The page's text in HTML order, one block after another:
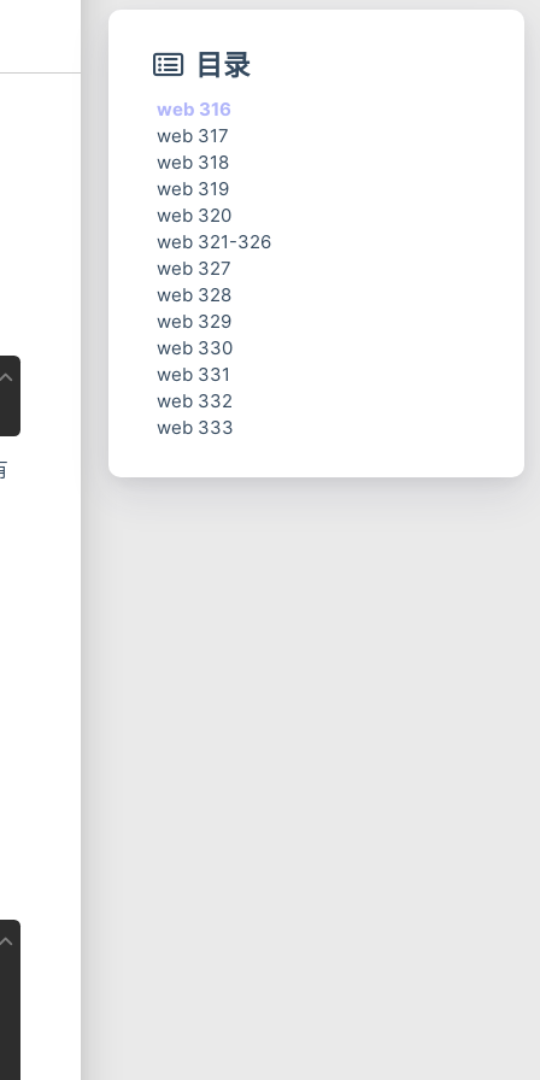
目录
web 316
web 317
web 318
web 319
web 320
web 321-326
web 327
web 328
web 329
web 330
web 331
web 332
web 333